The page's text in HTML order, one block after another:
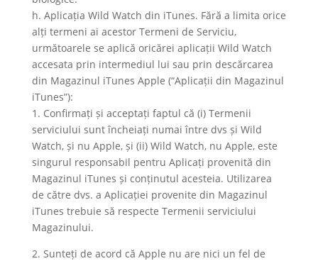
h. Aplicația Wild Watch din iTunes. Fără a limita orice
alți termeni ai acestor Termeni de Serviciu,
următoarele se aplică oricărei aplicații Wild Watch
accesata prin intermediul lui sau prin descărcarea
din Magazinul iTunes Apple (“Aplicații din Magazinul
iTunes”):
1. Confirmați și acceptați faptul că (i) Termenii
serviciului sunt încheiați numai între dvs și Wild
Watch, și nu Apple, și (ii) Wild Watch, nu Apple, este
singurul responsabil pentru Aplicați provenită din
Magazinul iTunes și conținutul acesteia. Utilizarea
de către dvs. a Aplicației provenite din Magazinul
iTunes trebuie să respecte Termenii serviciului
Magazinului.
2. Sunteți de acord că Apple nu are nici un fel de